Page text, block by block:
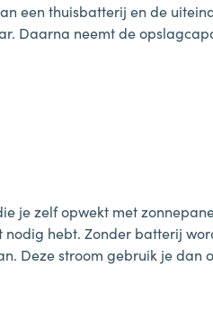
een thuisbatterij en de
Daarna neemt de
je zelf opwekt met
hebt. Zonder batterij
Deze stroom gebruik je dan